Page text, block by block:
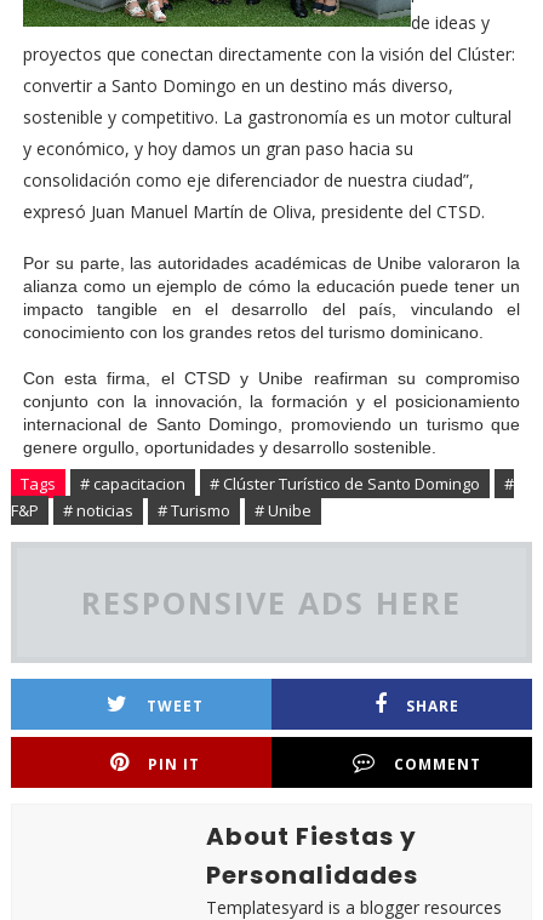
de ideas y
proyectos que conectan directamente con la visión del Clúster:
convertir a Santo Domingo en un destino más diverso,
sostenible y competitivo. La gastronomía es un motor cultural
y económico, y hoy damos un gran paso hacia su
consolidación como eje diferenciador de nuestra ciudad”,
expresó Juan Manuel Martín de Oliva, presidente del CTSD.
Por su parte, las autoridades académicas de Unibe valoraron la
alianza como un ejemplo de cómo la educación puede tener un
impacto tangible en el desarrollo del país, vinculando el
conocimiento con los grandes retos del turismo dominicano.
Con esta firma, el CTSD y Unibe reafirman su compromiso
conjunto con la innovación, la formación y el posicionamiento
internacional de Santo Domingo, promoviendo un turismo que
genere orgullo, oportunidades y desarrollo sostenible.
Tags # capacitacion # Clúster Turístico de Santo Domingo
#
F&P
# noticias # Turismo # Unibe
RESPONSIVE ADS HERE
TWEET SHARE
PIN IT COMMENT
About Fiestas y
Personalidades
Templatesyard is a blogger resources